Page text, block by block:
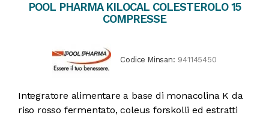
POOL PHARMA KILOCAL COLESTEROLO 15
COMPRESSE
Codice Minsan: 941145450
Integratore alimentare a base di monacolina K da
riso rosso fermentato, coleus forskolli ed estratti